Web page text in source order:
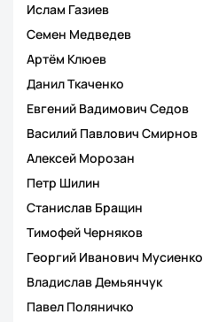
Ислам Газиев
Семен Медведев
Артём Клюев
Данил Ткаченко
Евгений Вадимович Седов
Василий Павлович Смирнов
Алексей Морозан
Петр Шилин
Станислав Бращин
Тимофей Черняков
Георгий Иванович Мусиенко
Владислав Демьянчук
Павел Поляничко